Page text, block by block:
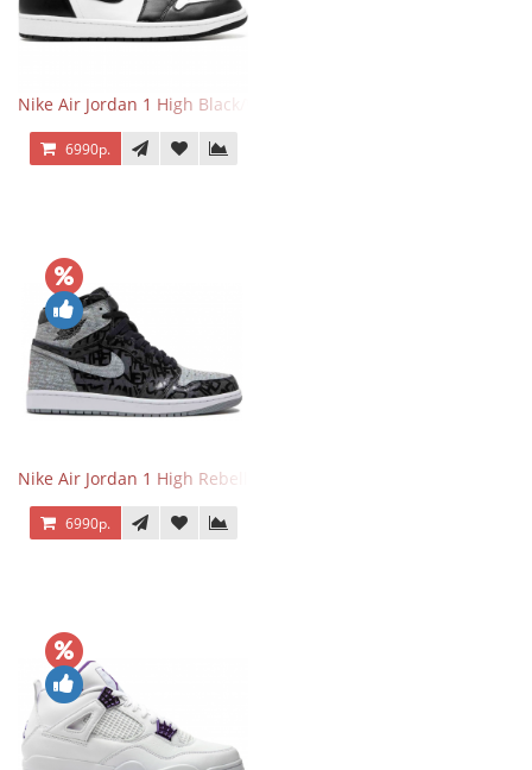
Nike Air Jordan 1 High Black/White
6990р.
Nike Air Jordan 1 High Rebellionaire
6990р.